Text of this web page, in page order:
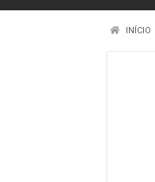
INÍCIO